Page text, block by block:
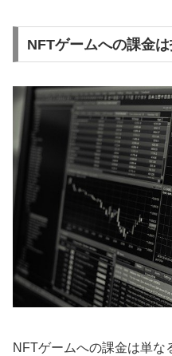
NFTゲームへの課金
NFTゲームへの課金は単な